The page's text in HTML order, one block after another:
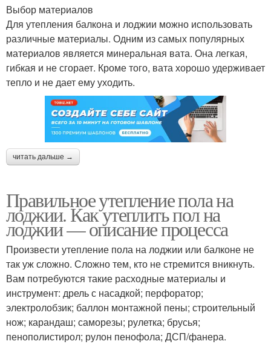
Выбор материалов
Для утепления балкона и лоджии можно использовать
различные материалы. Одним из самых популярных
материалов является минеральная вата. Она легкая,
гибкая и не сгорает. Кроме того, вата хорошо удерживает
тепло и не дает ему уходить.
читать дальше →
Правильное утепление пола на
лоджии. Как утеплить пол на
лоджии — описание процесса
Произвести утепление пола на лоджии или балконе не
так уж сложно. Сложно тем, кто не стремится вникнуть.
Вам потребуются такие расходные материалы и
инструмент: дрель с насадкой; перфоратор;
электролобзик; баллон монтажной пены; строительный
нож; карандаш; саморезы; рулетка; брусья;
пенополистирол; рулон пенофола; ДСП/фанера.